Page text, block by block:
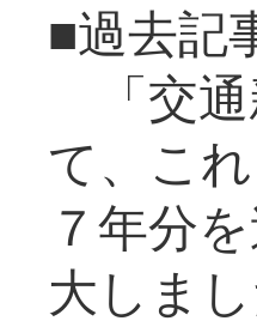
■過去記
「交
て、こ
７年分
大し